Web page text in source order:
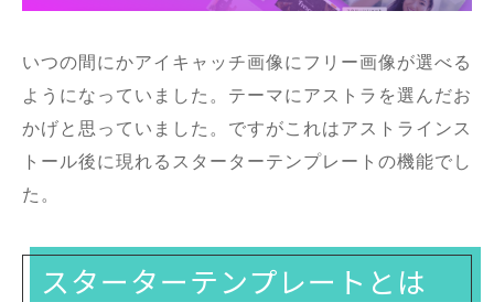
いつの間にかアイキャッチ画像にフリー画像が選べる
ようになっていました。テーマにアストラを選んだお
かげと思っていました。ですがこれはアストラインス
トール後に現れるスターターテンプレートの機能でし
た。
スターターテンプレートとは